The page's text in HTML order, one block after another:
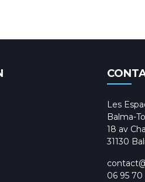
Les
Balma-
18 av
31130
06 95 70